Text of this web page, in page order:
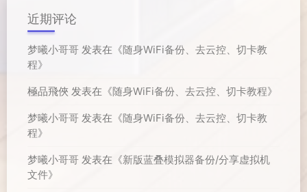
近期评论
梦曦小哥哥 发表在《随身WiFi备份、去云控、切卡教
程》
極品飛俠 发表在《随身WiFi备份、去云控、切卡教程》
梦曦小哥哥 发表在《随身WiFi备份、去云控、切卡教
程》
梦曦小哥哥 发表在《新版蓝叠模拟器备份/分享虚拟机
文件》